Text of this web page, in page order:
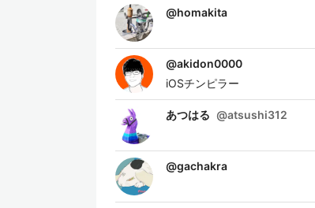
@homakita
@akidon0000
iOSチンピラー
あつはる @atsushi312
@gachakra